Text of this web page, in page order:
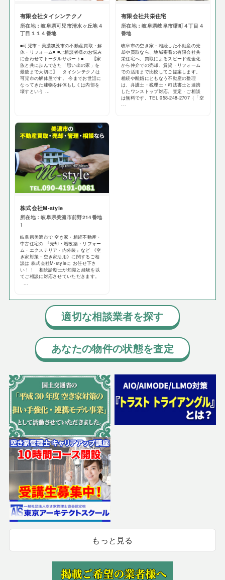
有限会社タイシンテクノ
所在地：岐阜県可児市清水ヶ丘地４
丁目１１４番地
■可児市・美濃加茂市の不動産買取・解
体・リフォーム■ ■ご相談者様のお悩み
に合わせてトータルサポート■ 【家
族と共に歩んできた「思い出の家」を
最後まで大切に】 タイシンテクノは
可児市の解体屋です。 今までお世話に
なってきた建物を解体もしくは内部を
壊すという ...
有限会社共栄住宅
所在地：岐阜県岐阜市曙町４丁目４
番地
岐阜市の空き家・相続した不動産の売
却や買取なら、地域密着の有限会社共
栄住宅へ。買取によるスピード現金化
から仲介での売却、賃貸・リフォーム
での活用まで比較してご提案します。
相続や離婚にともなう不動産の整理
は、弁護士・税理士・司法書士と連携
したワンストップ対応。査定・ご相談
は無料です。TEL 058-248-2707（「空
...
株式会社M-style
所在地：岐阜県美濃市前野214番地
1
岐阜県美濃市で 空き家・相続不動産・
中古住宅の 『売却・増改築・リフォー
ム・エクステリア・内外装』など 《空
き家対策・空き家活用》に関するご相
談は 株式会社M-styleに お任せ下さ
い！！ 相続診断士が知識と経験を以
てご相談に対応させていただきます。
...
適切な相談業者を探す
あなたの物件の状態を査定
もっと見る